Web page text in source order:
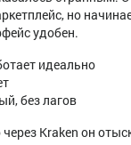
но
удобен.
идеально
без лагов
Kraken он